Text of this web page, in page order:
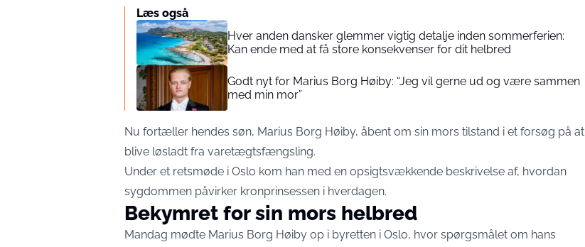
Læs også
Hver anden dansker glemmer vigtig detalje inden sommerferien:
Kan ende med at få store konsekvenser for dit helbred
Godt nyt for Marius Borg Høiby: “Jeg vil gerne ud og være sammen
med min mor”
Nu fortæller hendes søn, Marius Borg Høiby, åbent om sin mors tilstand i et forsøg på at
blive løsladt fra varetægtsfængsling.
Under et retsmøde i Oslo kom han med en opsigtsvækkende beskrivelse af, hvordan
sygdommen påvirker kronprinsessen i hverdagen.
Bekymret for sin mors helbred
Mandag mødte Marius Borg Høiby op i byretten i Oslo, hvor spørgsmålet om hans